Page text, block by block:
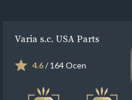
Varia s.c. USA Parts
4.6/ 164 Ocen